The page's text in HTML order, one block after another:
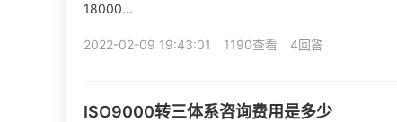
18000...
2022-02-09 19:43:01 1190查看 4回答
ISO9000转三体系咨询费用是多少